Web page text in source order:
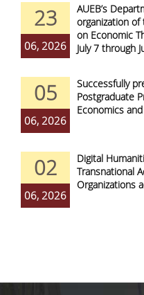
23
06, 2026
AUEB’s
organization
on Economic
July 7 through
05
06, 2026
Successfully
Postgraduate
Economics
02
06, 2026
Digital
Transnational
Organizations